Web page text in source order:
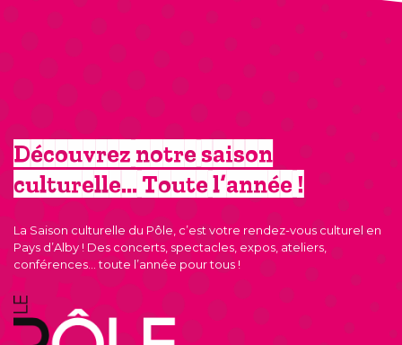
Découvrez notre saison
culturelle… Toute l’année !
La Saison culturelle du Pôle, c’est votre rendez-vous culturel en
Pays d’Alby ! Des concerts, spectacles, expos, ateliers,
conférences… toute l’année pour tous !